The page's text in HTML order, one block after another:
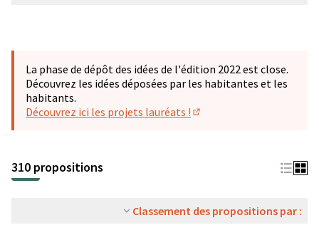
La phase de dépôt des idées de l'édition 2022 est close.
Découvrez les idées déposées par les habitantes et les
habitants.
Découvrez ici les projets lauréats !
310 propositions
Classement des propositions par :